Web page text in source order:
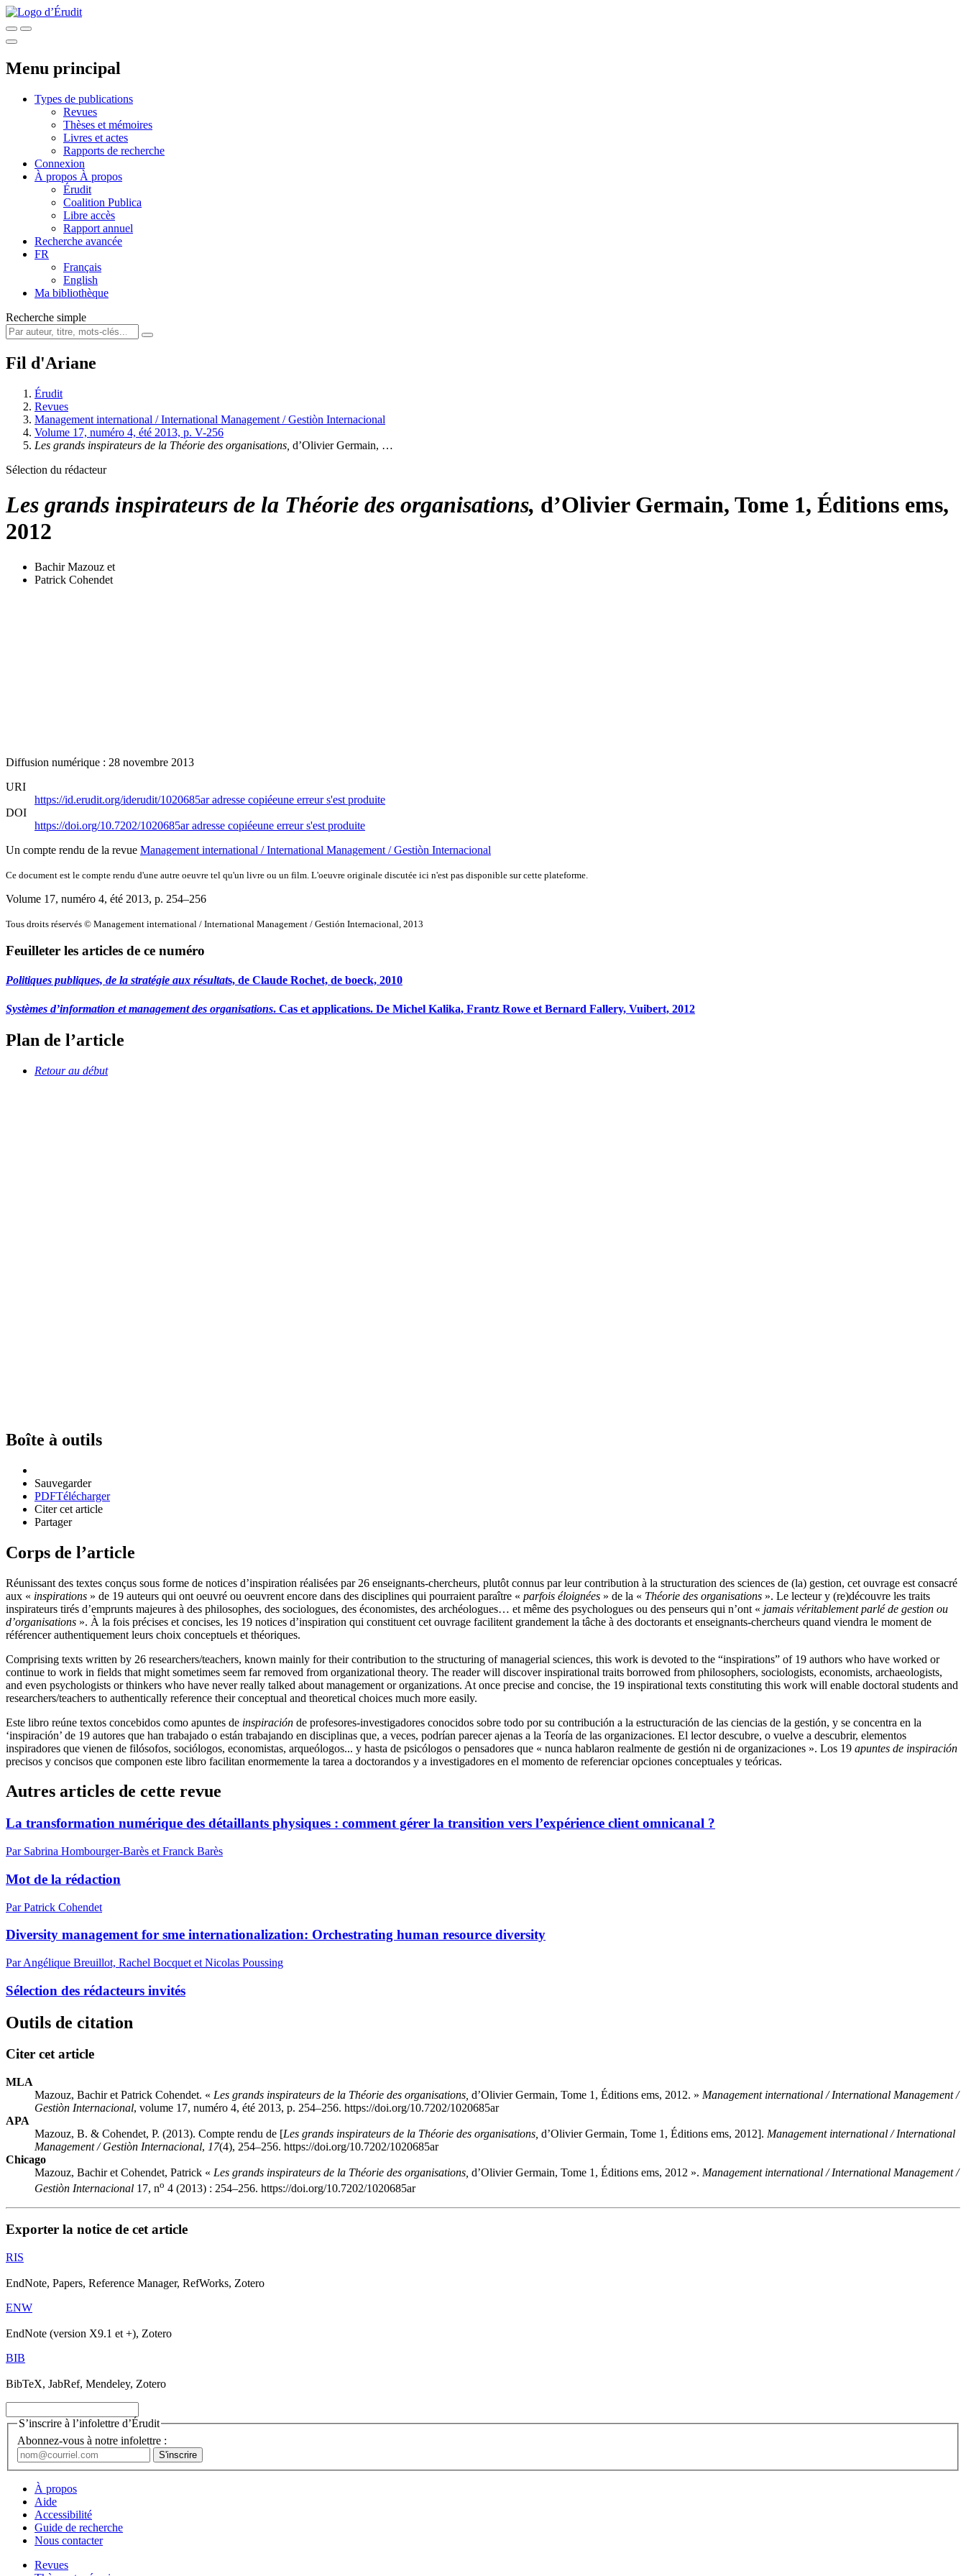
Menu principal
Types de publications
Revues
Thèses et mémoires
Livres et actes
Rapports de recherche
Connexion
À propos À propos
Érudit
Coalition Publica
Libre accès
Rapport annuel
Recherche avancée
FR
Français
English
Ma bibliothèque
Recherche simple
Fil d'Ariane
Érudit
Revues
Management international / International Management / Gestiòn Internacional
Volume 17, numéro 4, été 2013, p. V-256
Les grands inspirateurs de la Théorie des organisations, d’Olivier Germain, …
Sélection du rédacteur
Les grands inspirateurs de la Théorie des organisations, d’Olivier Germain, Tome 1, Éditions ems,
2012
Bachir Mazouz et
Patrick Cohendet
Diffusion numérique : 28 novembre 2013
URI
https://id.erudit.org/iderudit/1020685aradresse copiéeune erreur s'est produite
DOI
https://doi.org/10.7202/1020685aradresse copiéeune erreur s'est produite
Un compte rendu de la revue Management international / International Management / Gestiòn Internacional
Ce document est le compte rendu d'une autre oeuvre tel qu'un livre ou un film. L'oeuvre originale discutée ici n'est pas disponible sur cette plateforme.
Volume 17, numéro 4, été 2013, p. 254–256
Tous droits réservés © Management international / International Management / Gestión Internacional, 2013
Feuilleter les articles de ce numéro
Politiques publiques, de la stratégie aux résultats, de Claude Rochet, de boeck, 2010
Systèmes d’information et management des organisations. Cas et applications. De Michel Kalika, Frantz Rowe et Bernard Fallery, Vuibert, 2012
Plan de l’article
Retour au début
Boîte à outils
Sauvegarder
PDFTélécharger
Citer cet article
Partager
Corps de l’article
Réunissant des textes conçus sous forme de notices d’inspiration réalisées par 26 enseignants-chercheurs, plutôt connus par leur contribution à la structuration des sciences de (la) gestion, cet ouvrage est consacré
aux « inspirations » de 19 auteurs qui ont oeuvré ou oeuvrent encore dans des disciplines qui pourraient paraître « parfois éloignées » de la « Théorie des organisations ». Le lecteur y (re)découvre les traits
inspirateurs tirés d’emprunts majeures à des philosophes, des sociologues, des économistes, des archéologues… et même des psychologues ou des penseurs qui n’ont « jamais véritablement parlé de gestion ou
d’organisations ». À la fois précises et concises, les 19 notices d’inspiration qui constituent cet ouvrage facilitent grandement la tâche à des doctorants et enseignants-chercheurs quand viendra le moment de
référencer authentiquement leurs choix conceptuels et théoriques.
Comprising texts written by 26 researchers/teachers, known mainly for their contribution to the structuring of managerial sciences, this work is devoted to the “inspirations” of 19 authors who have worked or
continue to work in fields that might sometimes seem far removed from organizational theory. The reader will discover inspirational traits borrowed from philosophers, sociologists, economists, archaeologists,
and even psychologists or thinkers who have never really talked about management or organizations. At once precise and concise, the 19 inspirational texts constituting this work will enable doctoral students and
researchers/teachers to authentically reference their conceptual and theoretical choices much more easily.
Este libro reúne textos concebidos como apuntes de inspiración de profesores-investigadores conocidos sobre todo por su contribución a la estructuración de las ciencias de la gestión, y se concentra en la
‘inspiración’ de 19 autores que han trabajado o están trabajando en disciplinas que, a veces, podrían parecer ajenas a la Teoría de las organizaciones. El lector descubre, o vuelve a descubrir, elementos
inspiradores que vienen de filósofos, sociólogos, economistas, arqueólogos... y hasta de psicólogos o pensadores que « nunca hablaron realmente de gestión ni de organizaciones ». Los 19 apuntes de inspiración
precisos y concisos que componen este libro facilitan enormemente la tarea a doctorandos y a investigadores en el momento de referenciar opciones conceptuales y teóricas.
Autres articles de cette revue
La transformation numérique des détaillants physiques : comment gérer la transition vers l’expérience client omnicanal ?
Par Sabrina Hombourger-Barès et Franck Barès
Mot de la rédaction
Par Patrick Cohendet
Diversity management for sme internationalization: Orchestrating human resource diversity
Par Angélique Breuillot, Rachel Bocquet et Nicolas Poussing
Sélection des rédacteurs invités
Outils de citation
Citer cet article
MLA
Mazouz, Bachir et Patrick Cohendet. « Les grands inspirateurs de la Théorie des organisations, d’Olivier Germain, Tome 1, Éditions ems, 2012. » Management international / International Management /
Gestiòn Internacional, volume 17, numéro 4, été 2013, p. 254–256. https://doi.org/10.7202/1020685ar
APA
Mazouz, B. & Cohendet, P. (2013). Compte rendu de [Les grands inspirateurs de la Théorie des organisations, d’Olivier Germain, Tome 1, Éditions ems, 2012]. Management international / International
Management / Gestiòn Internacional, 17(4), 254–256. https://doi.org/10.7202/1020685ar
Chicago
Mazouz, Bachir et Cohendet, Patrick « Les grands inspirateurs de la Théorie des organisations, d’Olivier Germain, Tome 1, Éditions ems, 2012 ». Management international / International Management /
Gestiòn Internacional 17, no 4 (2013) : 254–256. https://doi.org/10.7202/1020685ar
Exporter la notice de cet article
RIS
EndNote, Papers, Reference Manager, RefWorks, Zotero
ENW
EndNote (version X9.1 et +), Zotero
BIB
BibTeX, JabRef, Mendeley, Zotero
S’inscrire à l’infolettre d’Érudit
Abonnez-vous à notre infolettre :
À propos
Aide
Accessibilité
Guide de recherche
Nous contacter
Revues